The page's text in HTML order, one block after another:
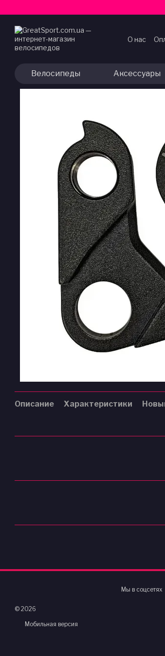
О нас
Велосипеды Аксессуары
Описание Характеристики
© 2026
Мобильная версия
Мы в соцсетях